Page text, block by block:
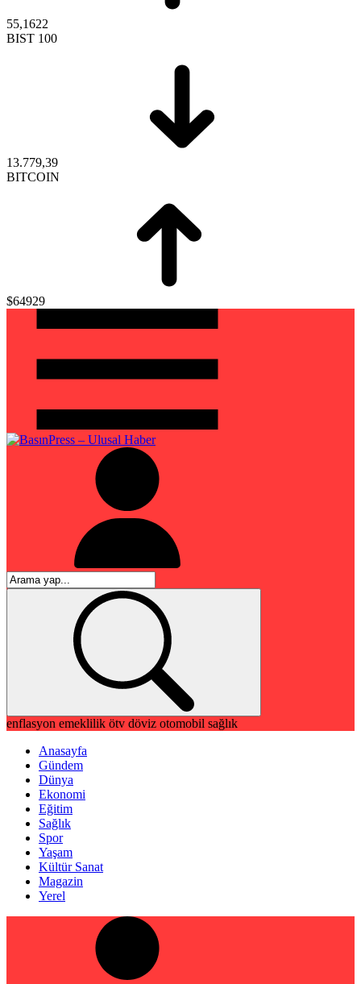
55,1622
BIST 100
13.779,39
BITCOIN
$64929
enflasyon emeklilik ötv döviz otomobil sağlık
Anasayfa
Gündem
Dünya
Ekonomi
Eğitim
Sağlık
Spor
Yaşam
Kültür Sanat
Magazin
Yerel